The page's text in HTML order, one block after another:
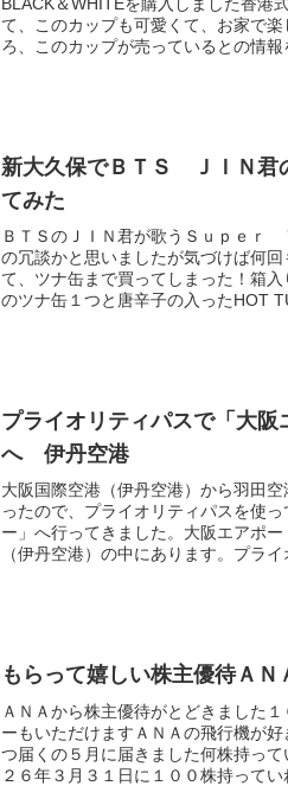
て、このカップも可愛くて、お家で
ろ、このカップが売っているとの情報
新大久保でＢＴＳ ＪＩＮ君
てみた
ＢＴＳのＪＩＮ君が歌うＳｕｐｅｒ
の冗談かと思いましたが気づけば何
て、ツナ缶まで買ってしまった！箱
のツナ缶１つと唐辛子の入ったHOT
プライオリティパスで「大阪
へ 伊丹空港
大阪国際空港（伊丹空港）から羽田
ったので、プライオリティパスを使
ー」へ行ってきました。大阪エアポ
（伊丹空港）の中にあります。プラ
もらって嬉しい株主優待ＡＮ
ＡＮＡから株主優待がとどきました
ーもいただけますＡＮＡの飛行機が
つ届くの５月に届きました何株持っ
２６年３月３１日に１００株持ってい